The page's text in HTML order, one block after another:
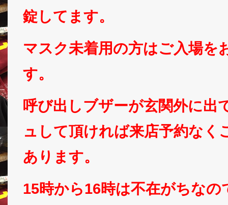
錠してます。
マスク未着用の方はご入場を
す。
呼び出しブザーが玄関外に出
ュして頂ければ来店予約なく
あります。
15時から16時は不在がちなの